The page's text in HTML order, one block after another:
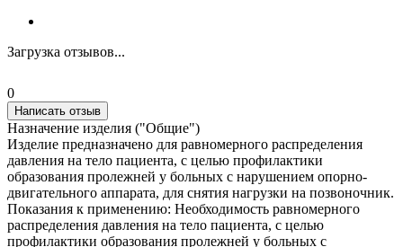
Загрузка отзывов...
0
Написать отзыв
Назначение изделия ("Общие")
Изделие предназначено для равномерного распределения
давления на тело пациента, с целью профилактики
образования пролежней у больных с нарушением опорно-
двигательного аппарата, для снятия нагрузки на позвоночник.
Показания к применению: Необходимость равномерного
распределения давления на тело пациента, с целью
профилактики образования пролежней у больных с